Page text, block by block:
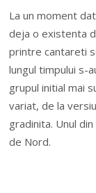
La un moment
deja o existenta
printre cantareti
lungul timpului s-
grupul initial mai
variat, de la
gradinita. Unul
de Nord.